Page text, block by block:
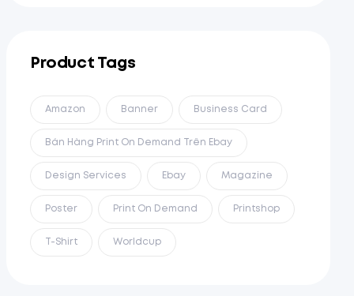
Product Tags
Amazon Banner Business Card
Bán Hàng Print On Demand Trên Ebay
Design Services Ebay Magazine
Poster Print On Demand Printshop
T-Shirt Worldcup